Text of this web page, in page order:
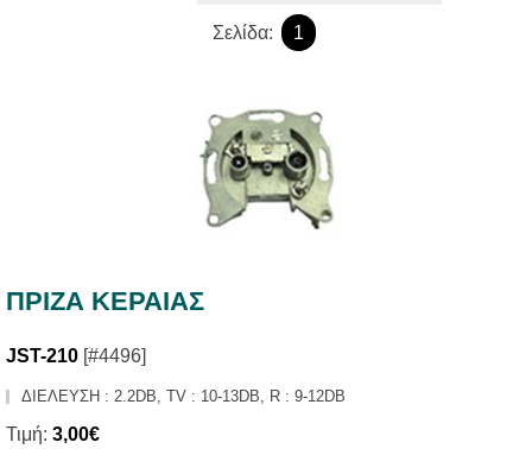
Σελίδα: 1
ΠΡΙΖΑ ΚΕΡΑΙΑΣ
JST-210 [#4496]
ΔΙΕΛΕΥΣΗ : 2.2DB, TV : 10-13DB, R : 9-12DB
Τιμή: 3,00€